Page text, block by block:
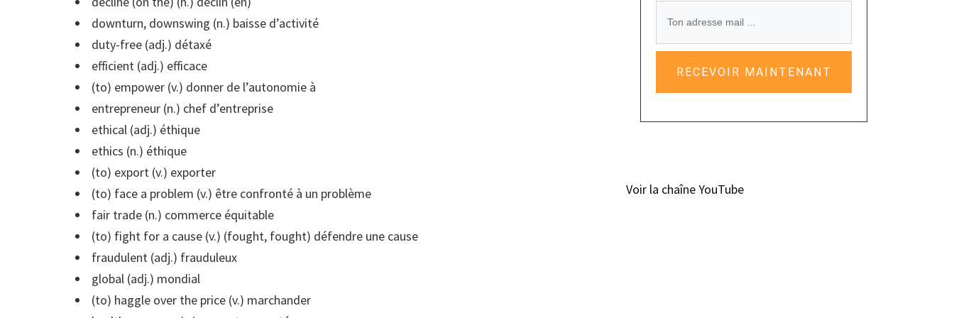
downturn, downswing (n.) baisse d’activité
duty-free (adj.) détaxé
efficient (adj.) efficace
(to) empower (v.) donner de l’autonomie à
entrepreneur (n.) chef d’entreprise
ethical (adj.) éthique
ethics (n.) éthique
(to) export (v.) exporter
(to) face a problem (v.) être confronté à un problème
fair trade (n.) commerce équitable
(to) fight for a cause (v.) (fought, fought) défendre une cause
fraudulent (adj.) frauduleux
global (adj.) mondial
(to) haggle over the price (v.) marchander
RECEVOIR MAINTENANT
Voir la chaîne YouTube